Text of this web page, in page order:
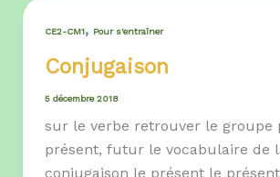
CE2-CM1, Pour s'entraîner
Conjugaison
5 décembre 2018
sur le verbe retrouver le groupe
présent, futur le vocabulaire de
conjugaison le présent le